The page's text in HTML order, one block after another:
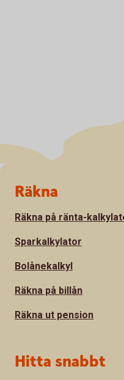
Sidfot
Räkna
Räkna på ränta-
Sparkalkylator
Bolånekalkyl
Räkna på billån
Räkna ut pension
Hitta snabbt